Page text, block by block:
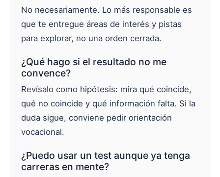
No necesariamente. Lo más responsable es
que te entregue áreas de interés y pistas
para explorar, no una orden cerrada.
¿Qué hago si el resultado no me
convence?
Revísalo como hipótesis: mira qué coincide,
qué no coincide y qué información falta. Si la
duda sigue, conviene pedir orientación
vocacional.
¿Puedo usar un test aunque ya tenga
carreras en mente?